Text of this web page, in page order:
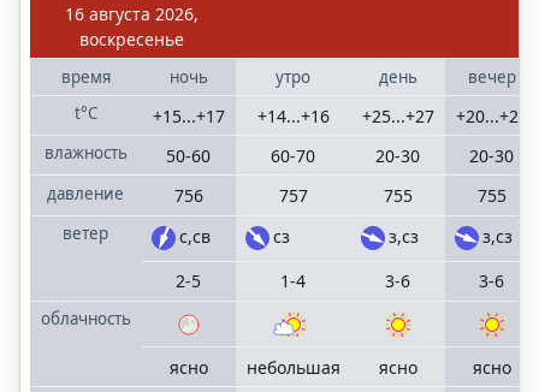
16 августа 2026,
воскресенье
время
t°C
влажность
давление
ветер
облачность
ночь
+15...+17
50-60
756
с,св
2-5
ясно
утро
+14...+16
60-70
757
сз
1-4
небольшая
день
+25...+27
20-30
755
з,сз
3-6
ясно
вечер
+20...+22
20-30
755
з,сз
3-6
ясно